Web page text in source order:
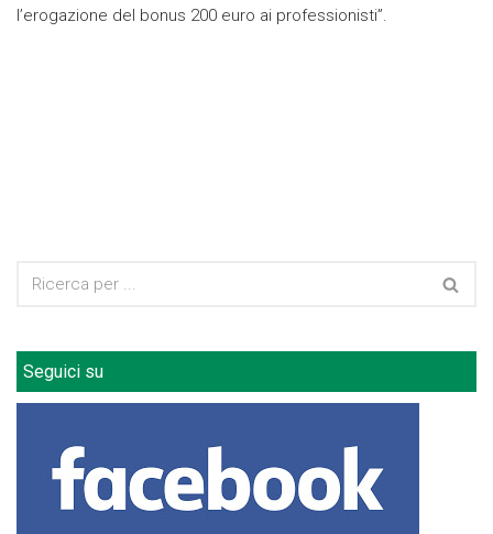
l’erogazione del bonus 200 euro ai professionisti”.
Seguici su